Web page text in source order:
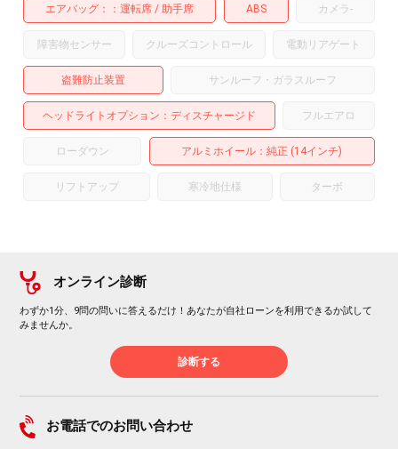
エアバッグ： 運転席 助手席 ABS カメラ-
障害物センサー クルーズコントロール 電動リアゲート
盗難防止装置 サンルーフ・ガラスルーフ
ヘッドライトオプション ディスチャージド フルエアロ
ローダウン アルミホイール ：純正 (14インチ)
リフトアップ 寒冷地仕様 ターボ
オンライン診断
わずか1分、9問の問いに答えるだけ！あなたが自社ローンを利用できるか試して
みませんか。
診断する
お電話でのお問い合わせ